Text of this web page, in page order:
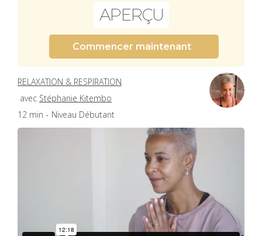
APERÇU
Commencer maintenant
RELAXATION & RESPIRATION
avec Stéphanie Kitembo
12 min - Niveau Débutant